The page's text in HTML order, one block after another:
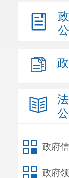
政府
政府